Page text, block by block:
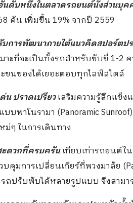
ดับหนึ่งในตลาดรถยนต์นั่งส่วนบุค
คัน เพิ่มขึ้น 19% จากปี 2559
บการพัฒนาภายใต้แนวคิดสปอร์ตป
ะที่จะเป็นทั้งรถสำหรับขับขี่ 1-2 ค
ขนของได้เยอะตอบทุกไลฟ์สไตล์
น ปราดเปรียวเสริมความรู้สึกแข็ง
บพาโนรามา (Panoramic
ม่ๆ ในการเดินทาง
ดวกที่ครบครันเทียบเท่ารถยนต์ใ
คุมการเปลี่ยนเกียร์ที่พวงมาลัย
ถปรับพับได้หลายรูปแบบ จึงสาม